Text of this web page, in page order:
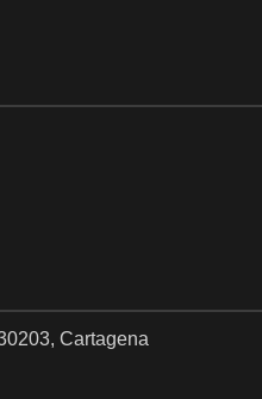
Cartagena